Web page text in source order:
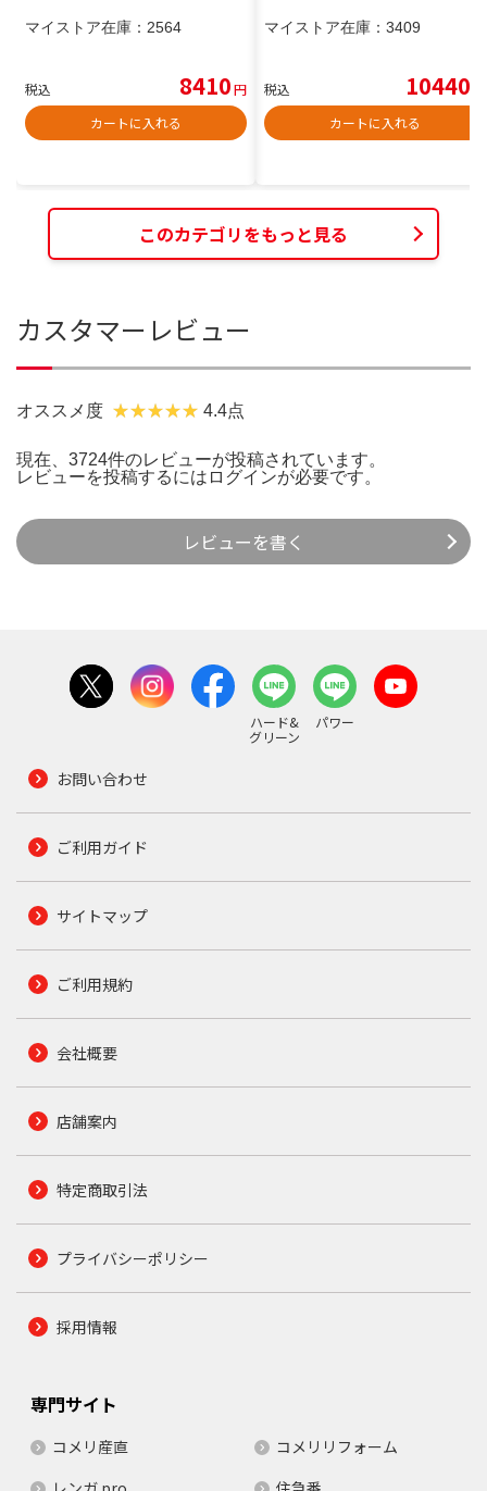
マイストア在庫： 2564
税込 8410円
カートに入れる
マイストア在庫： 3409
税込 10440
カートに入れる
このカテゴリをもっと見る
カスタマーレビュー
オススメ度 4.4点
現在、3724件のレビューが投稿されています。
レビューを投稿するには ログインが必要です。
レビューを書く
ハード&
グリーン
パワー
お問い合わせ
ご利用ガイド
サイトマップ
ご利用規約
会社概要
店舗案内
特定商取引法
プライバシーポリシー
採用情報
専門サイト
コメリ産直
コメリリフォーム